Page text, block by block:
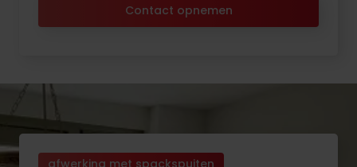
Contact opnemen
afwerking met spackspuiten